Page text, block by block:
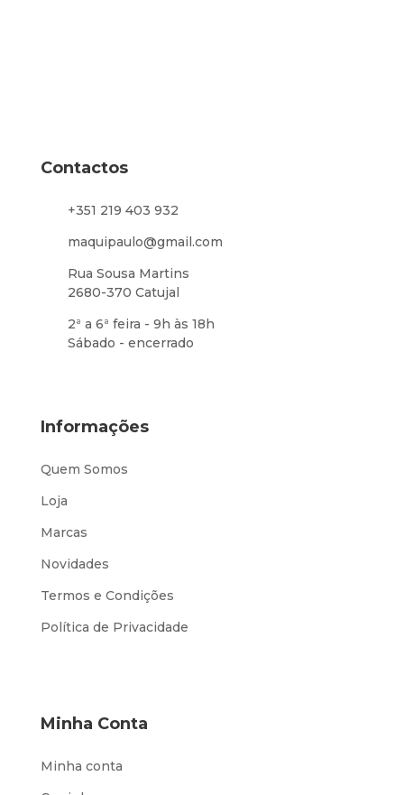
Contactos
+351 219 403 932
maquipaulo@gmail.com
Rua Sousa Martins
2680-370 Catujal
2ª a 6ª feira - 9h às 18h
Sábado - encerrado
Informações
Quem Somos
Loja
Marcas
Novidades
Termos e Condições
Política de Privacidade
Minha Conta
Minha conta